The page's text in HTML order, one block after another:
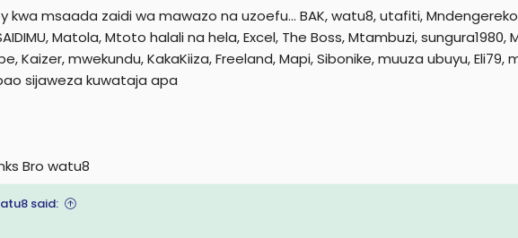
kwa msaada zaidi wa mawazo na uzoefu... BAK, watu8, utafiti,
Matola, Mtoto halali na hela, Excel, The Boss, Mtambuzi,
Kaizer, mwekundu, KakaKiiza, Freeland, Mapi, Sibonike, muuza ubuyu, Eli79,
sijaweza kuwataja apa
Bro watu8
said: